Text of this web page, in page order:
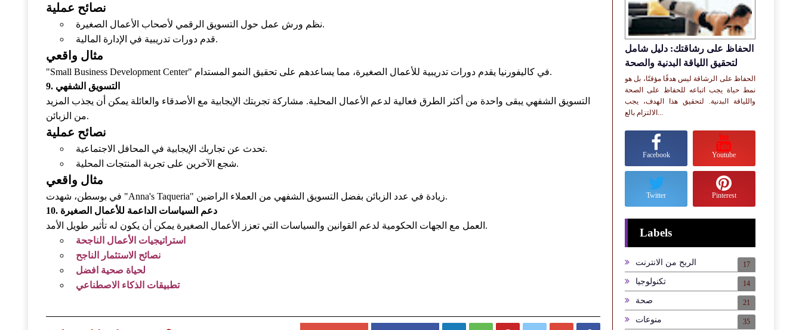
نصائح عملية
نظم ورش عمل حول التسويق الرقمي لأصحاب الأعمال الصغيرة.
قدم دورات تدريبية في الإدارة المالية.
مثال واقعي
"Small Business Development Center" في كاليفورنيا يقدم دورات تدريبية للأعمال الصغيرة، مما يساعدهم على تحقيق النمو المستدام.
9. التسويق الشفهي
التسويق الشفهي يبقى واحدة من أكثر الطرق فعالية لدعم الأعمال المحلية. مشاركة تجربتك الإيجابية مع الأصدقاء والعائلة يمكن أن يجذب المزيد
من الزبائن.
نصائح عملية
تحدث عن تجاربك الإيجابية في المحافل الاجتماعية.
شجع الآخرين على تجربة المنتجات المحلية.
مثال واقعي
في بوسطن، شهدت "Anna's Taqueria" زيادة في عدد الزبائن بفضل التسويق الشفهي من العملاء الراضين.
10. دعم السياسات الداعمة للأعمال الصغيرة
العمل مع الجهات الحكومية لدعم القوانين والسياسات التي تعزز الأعمال الصغيرة يمكن أن يكون له تأثير طويل الأمد.
استراتيجيات الأعمال الناجحة
نصائح الاستثمار الناجح
لحياة صحية افضل
تطبيقات الذكاء الاصطناعي
الحفاظ على رشاقتك: دليل شامل
لتحقيق اللياقة البدنية والصحة
الحفاظ على الرشاقة ليس هدفًا مؤقتًا، بل هو
نمط حياة يجب اتباعه للحفاظ على الصحة
واللياقة البدنية. لتحقيق هذا الهدف، يجب
الالتزام بالع...
Facebook Youtube
Twitter Pinterest
Labels
الربح من الانترنت 17
تكنولوجيا 14
صحة 21
منوعات 35